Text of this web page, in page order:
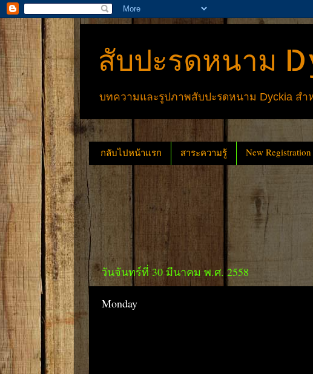
สับปะรดหนาม
บทความและรูปภาพสับปะรดหนาม Dyckia สำ
กลับไปหน้าแรก สาระความรู้ New Registration
วันจันทร์ที่ 30 มีนาคม พ.ศ. 2558
Monday